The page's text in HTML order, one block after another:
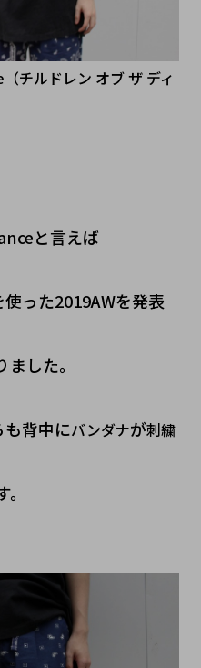
チルドレン オブ ザ ディ
と言えば
った2019AWを発表
した。
背中にバンダナが刺繍